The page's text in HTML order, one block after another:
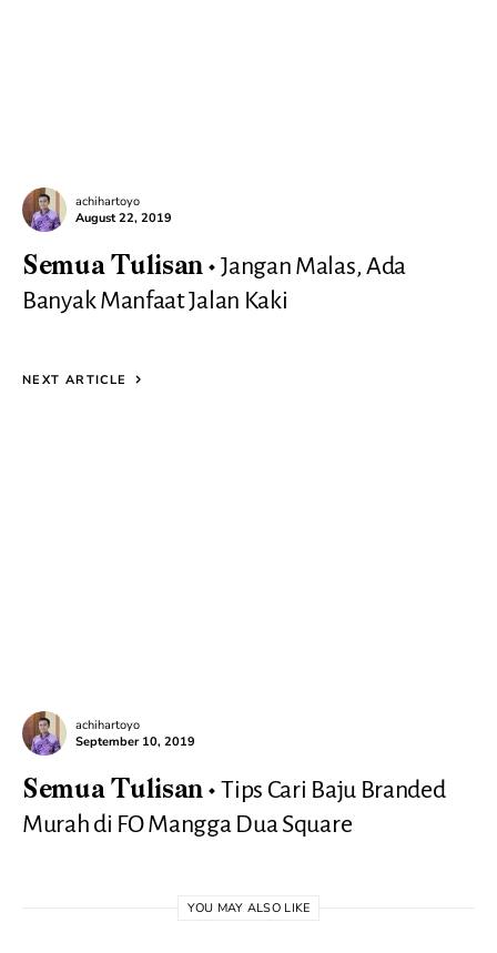
achihartoyo
August 22, 2019
Semua Tulisan
Jangan Malas, Ada
Banyak Manfaat Jalan Kaki
NEXT ARTICLE
achihartoyo
September 10, 2019
Semua Tulisan
Tips Cari Baju Branded
Murah di FO Mangga Dua Square
YOU MAY ALSO LIKE